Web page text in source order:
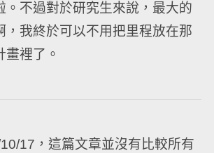
。不過對於研究生來說，最大的
，我終於可以不用把里程放在那
畫裡了。
17，這篇文章並沒有比較所有